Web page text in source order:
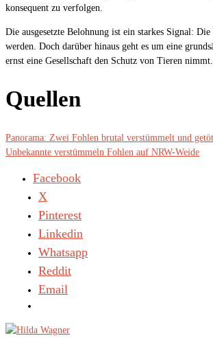
konsequent zu verfolgen.
Die ausgesetzte Belohnung ist ein starkes Signal:
werden. Doch darüber hinaus geht es um eine
ernst eine Gesellschaft den Schutz von Tieren nimmt.
Quellen
Panorama: Zwei Fohlen brutal verstümmelt und
Unbekannte verstümmeln Fohlen auf NRW-Weide
Facebook
X
Pinterest
Linkedin
Whatsapp
Reddit
Email